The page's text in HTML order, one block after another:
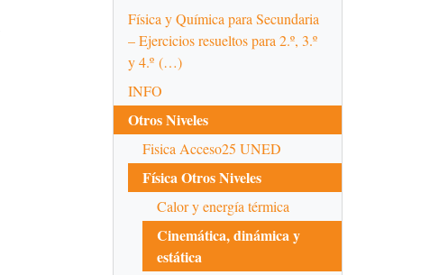
Física y Química para Secundaria
– Ejercicios resueltos para 2.º, 3.º
y 4.º (…)
INFO
Otros Niveles
Fisica Acceso25 UNED
Física Otros Niveles
Calor y energía térmica
Cinemática, dinámica y
estática